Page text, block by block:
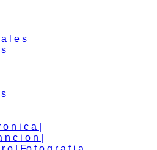
l e s
n i c a |
c i o n |